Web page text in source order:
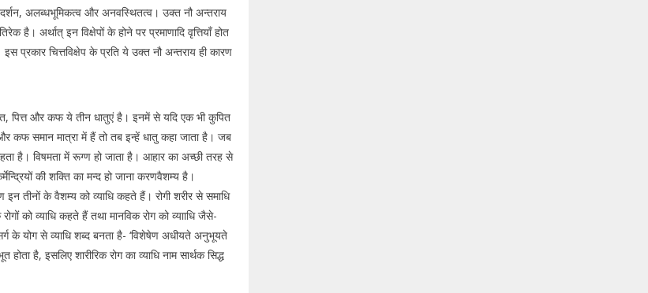
अलब्धभूमिकत्व और अनवस्थितत्व। उक्त नौ अन्तराय
है। अर्थात् इन विक्षेपों के होने पर प्रमाणादि वृत्तियॉं होत
इस प्रकार चित्तविक्षेप के प्रति ये उक्त नौ अन्तराय ही कारण
पित्त और कफ ये तीन धातुएं है। इनमें से यदि एक भी कुपित
कफ समान मात्रा में हैं तो तब इन्हें धातु कहा जाता है। जब
है। विषमता में रूग्ण हो जाता है। आहार का अच्छी तरह से
की शक्ति का मन्द हो जाना करणवैशम्य है।
तीनों के वैशम्य को व्याधि कहते हैं। रोगी शरीर से समाधि
को व्याधि कहते हैं तथा मानविक रोग को व्यााधि जैसे-
के योग से व्याधि शब्द बनता है- ‘विशेषेण अधीयते अनुभूयते
है, इसलिए शारीरिक रोग का व्याधि नाम सार्थक सिद्ध